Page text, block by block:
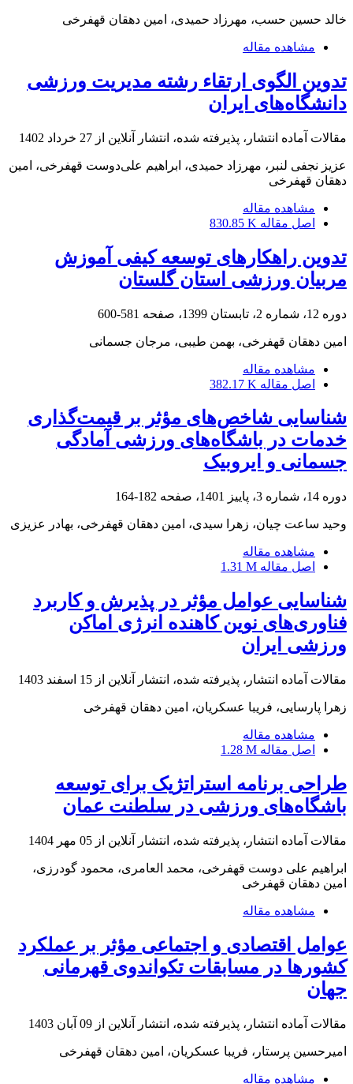
خالد حسین حسب، مهرزاد حمیدی، امین دهقان قهفرخی
مشاهده مقاله
تدوین الگوی ارتقاء رشته مدیریت ورزشی
دانشگاه‌های ایران
مقالات آماده انتشار، پذیرفته شده، انتشار آنلاین از 27 خرداد 1402
عزیز نجفی لنبر، مهرزاد حمیدی، ابراهیم علی‌دوست قهفرخی، امین
دهقان قهفرخی
مشاهده مقاله
اصل مقاله 830.85 K
تدوین راهکارهای توسعه کیفی آموزش
مربیان ورزشی استان گلستان
دوره 12، شماره 2، تابستان 1399، صفحه 581-600
امین دهقان قهفرخی، بهمن طیبی، مرجان جسمانی
مشاهده مقاله
اصل مقاله 382.17 K
شناسایی شاخص‌های مؤثر بر قیمت‌گذاری
خدمات در باشگاه‌های ورزشی آمادگی
جسمانی و ایروبیک
دوره 14، شماره 3، پاییز 1401، صفحه 182-164
وحید ساعت چیان، زهرا سیدی، امین دهقان قهفرخی، بهادر عزیزی
مشاهده مقاله
اصل مقاله 1.31 M
شناسایی عوامل مؤثر در پذیرش و کاربرد
فناوری‌های نوین کاهنده انرژی اماکن
ورزشی ایران
مقالات آماده انتشار، پذیرفته شده، انتشار آنلاین از 15 اسفند 1403
زهرا پارسایی، فریبا عسکریان، امین دهقان قهفرخی
مشاهده مقاله
اصل مقاله 1.28 M
طراحی برنامه استراتژیک برای توسعه
باشگاه‌های ورزشی در سلطنت عمان
مقالات آماده انتشار، پذیرفته شده، انتشار آنلاین از 05 مهر 1404
ابراهیم علی دوست قهفرخی، محمد العامری، محمود گودرزی،
امین دهقان قهفرخی
مشاهده مقاله
عوامل اقتصادی و اجتماعی مؤثر بر عملکرد
کشورها در مسابقات تکواندوی قهرمانی
جهان
مقالات آماده انتشار، پذیرفته شده، انتشار آنلاین از 09 آبان 1403
امیرحسین پرستار، فریبا عسکریان، امین دهقان قهفرخی
مشاهده مقاله